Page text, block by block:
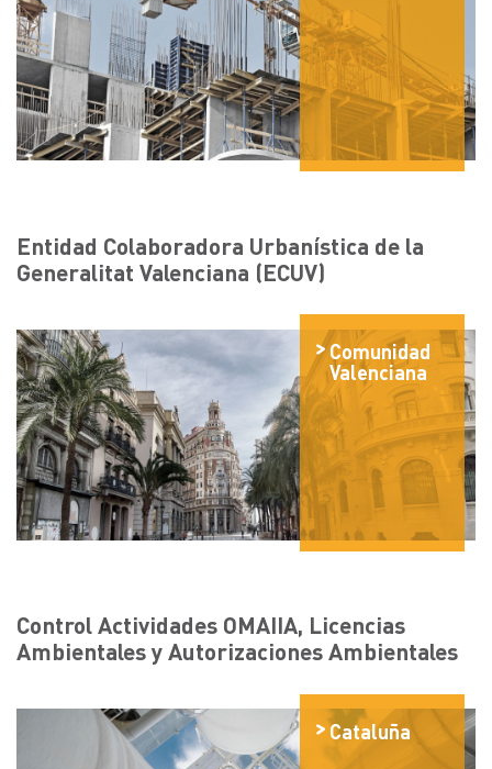
Entidad Colaboradora Urbanística de la
Generalitat Valenciana (ECUV)
Comunidad
Valenciana
Control Actividades OMAIIA, Licencias
Ambientales y Autorizaciones Ambientales
Cataluña